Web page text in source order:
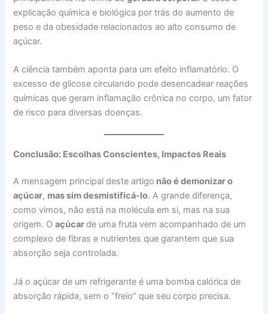
explicação química e biológica por trás do aumento de
peso e da obesidade relacionados ao alto consumo de
açúcar.
A ciência também aponta para um efeito inflamatório. O
excesso de glicose circulando pode desencadear reações
químicas que geram inflamação crônica no corpo, um fator
de risco para diversas doenças.
Conclusão: Escolhas Conscientes, Impactos Reais
A mensagem principal deste artigo não é demonizar o
açúcar, mas sim desmistificá-lo. A grande diferença,
como vimos, não está na molécula em si, mas na sua
origem. Oaçúcarde uma fruta vem acompanhado de um
complexo de fibras e nutrientes que garantem que sua
absorção seja controlada.
Já o açúcar de um refrigerante é uma bomba calórica de
absorção rápida, sem o “freio” que seu corpo precisa.